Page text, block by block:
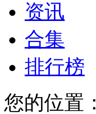
资讯
合集
排行榜
您的位置：